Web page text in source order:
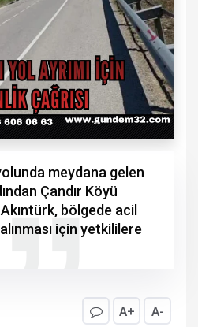
meydana gelen
Çandır Köyü
bölgede acil
için yetkililere
A+ A-